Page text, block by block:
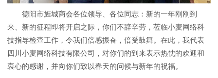
德阳市旌城商会各位领导、各位同志：新的一年刚刚到
来、新的征程即将开启之际，你们不辞辛劳，莅临小麦网络科
技指导检查工作，令我们倍感振奋，倍受鼓舞。在此，我代表
四川小麦网络科技有限公司，对你们的到来表示热忱的欢迎和
衷心的感谢，并向你们致以春天的问候与新年的祝福。